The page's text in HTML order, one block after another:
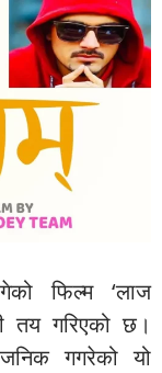
फिल्म ‘लाज
तय गरिएको छ।
गगरेको यो